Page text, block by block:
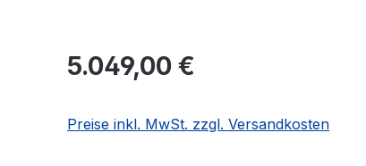
5.049,00 €
Preise inkl. MwSt. zzgl. Versandkosten